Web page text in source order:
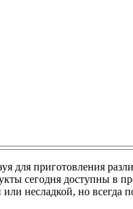
для приготовления
сегодня доступны в
несладкой, но всегда